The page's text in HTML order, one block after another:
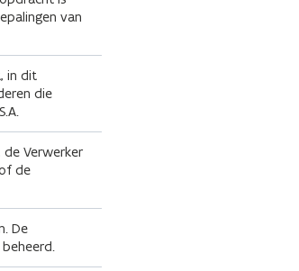
van
in dit
die
Verwerker
de
De